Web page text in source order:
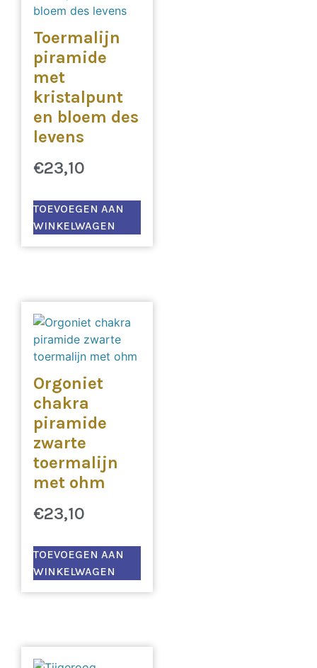
Toermalijn
piramide
met
kristalpunt
en bloem des
levens
€23,10
TOEVOEGEN AAN
WINKELWAGEN
Orgoniet
chakra
piramide
zwarte
toermalijn
met ohm
€23,10
TOEVOEGEN AAN
WINKELWAGEN